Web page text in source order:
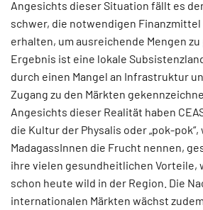
Angesichts dieser Situation fällt es
schwer, die notwendigen Finanzmittel
erhalten, um ausreichende Mengen
Ergebnis ist eine lokale
durch einen Mangel an Infrastruktur
Zugang zu den Märkten
Angesichts dieser Realität haben
die Kultur der Physalis oder „pok-pok“,
MadagassInnen die Frucht nennen,
ihre vielen gesundheitlichen Vorteile,
schon heute wild in der Region. Die
internationalen Märkten wächst